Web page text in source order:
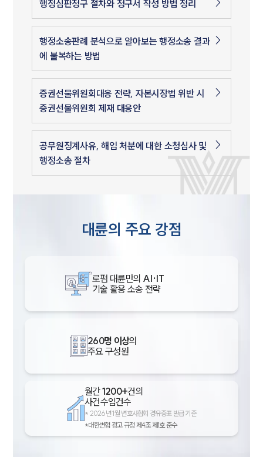
행정심판청구 절차와 청구서 작성 방법 정리
행정소송판례 분석으로 알아보는 행정소송 결과
에 불복하는 방법
증권선물위원회대응 전략, 자본시장법 위반 시
증권선물위원회 제재 대응안
공무원징계사유, 해임 처분에 대한 소청심사 및
행정소송 절차
대륜의 주요 강점
로펌 대륜만의 AI·IT
기술 활용 소송 전략
260명 이상의
주요 구성원
월간1200+건의
사건수임건수
* 2026년 1월 변호사협회 경유증표 발급 기준
*대한변협 광고 규정 제4조 제1호 준수